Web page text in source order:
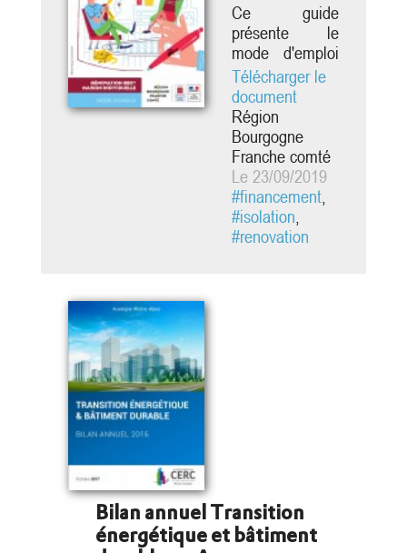
Ce guide
présente le
mode d'emploi
de la rénovation
Effilogis en
maison
individuelles, à
savoir les 6
bonnes raisons
de rénover au
niveau BBC, les
7 clés de la
Télécharger le
document
Région
Bourgogne
Franche comté
Le 23/09/2019
#financement,
#isolation,
#renovation
Bilan annuel Transition
énergétique et bâtiment